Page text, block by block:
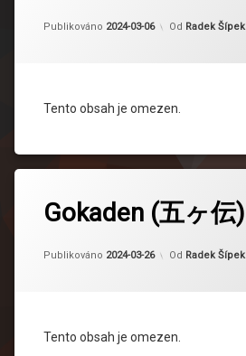
Publikováno 2024-03-06
Aktualizováno
Od Radek Šípek
Tento obsah je omezen.
Gokaden (五ヶ伝)
Publikováno 2024-03-26
Aktualizováno
Od Radek Šípek
Tento obsah je omezen.